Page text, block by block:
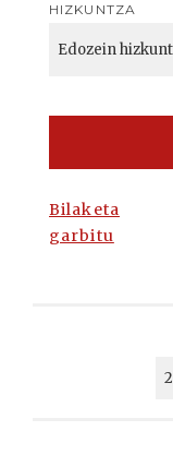
HIZKUNTZA
Bilaketa
garbitu